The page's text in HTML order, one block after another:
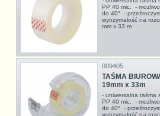
PP 40 mic. -
do 40° -
wytrzymałość na
mm x 33 m
009405
TAŚMA
19mm x 33m
- uniwersalna taśma
PP 40 mic. -
do 40° -